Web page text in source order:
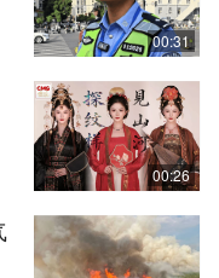
00:31
00:26